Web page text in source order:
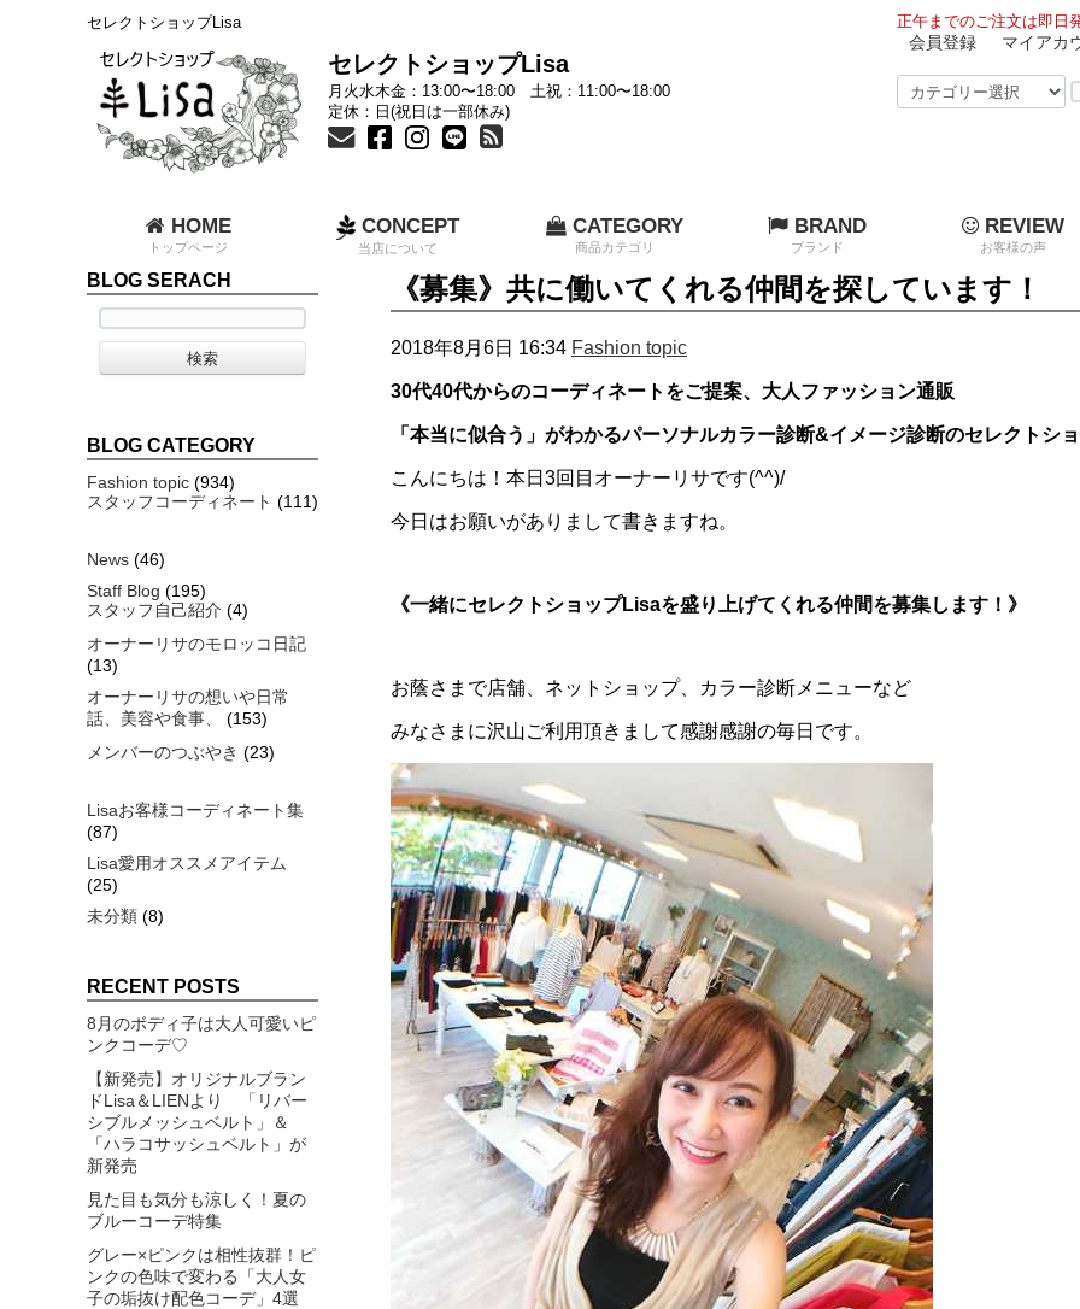
正午までのご注文は即日
会員登録 マイアカ
セレクトショップLisa
セレクトショップLisa
月火水木金：13:00〜18:00 土祝：11:00〜18:00
定休：日(祝日は一部休み)
HOME
トップページ
CONCEPT
当店について
CATEGORY
商品カテゴリ
BRAND
ブランド
REVIEW
お客様の声
《募集》共に働いてくれる仲間を探しています！
2018年8月6日 16:34 Fashion topic
30代40代からのコーディネートをご提案、大人ファッション通販
「本当に似合う」がわかるパーソナルカラー診断&イメージ診断のセレクトシ
こんにちは！本日3回目オーナーリサです(^^)/
今日はお願いがありまして書きますね。
《一緒にセレクトショップLisaを盛り上げてくれる仲間を募集します！》
お蔭さまで店舗、ネットショップ、カラー診断メニューなど
みなさまに沢山ご利用頂きまして感謝感謝の毎日です。
BLOG SERACH
BLOG CATEGORY
Fashion topic (934)
スタッフコーディネート (111)
News (46)
Staff Blog (195)
スタッフ自己紹介 (4)
オーナーリサのモロッコ日記
(13)
オーナーリサの想いや日常
話、美容や食事、
(153)
メンバーのつぶやき (23)
Lisaお客様コーディネート集
(87)
Lisa愛用オススメアイテム
(25)
未分類 (8)
RECENT POSTS
8月のボディ子は大人可愛いピ
ンクコーデ♡
【新発売】オリジナルブラン
ドLisa＆LIENより 「リバー
シブルメッシュベルト」＆
「ハラコサッシュベルト」が
新発売
見た目も気分も涼しく！夏の
ブルーコーデ特集
グレー×ピンクは相性抜群！ピ
ンクの色味で変わる「大人女
子の垢抜け配色コーデ」4選